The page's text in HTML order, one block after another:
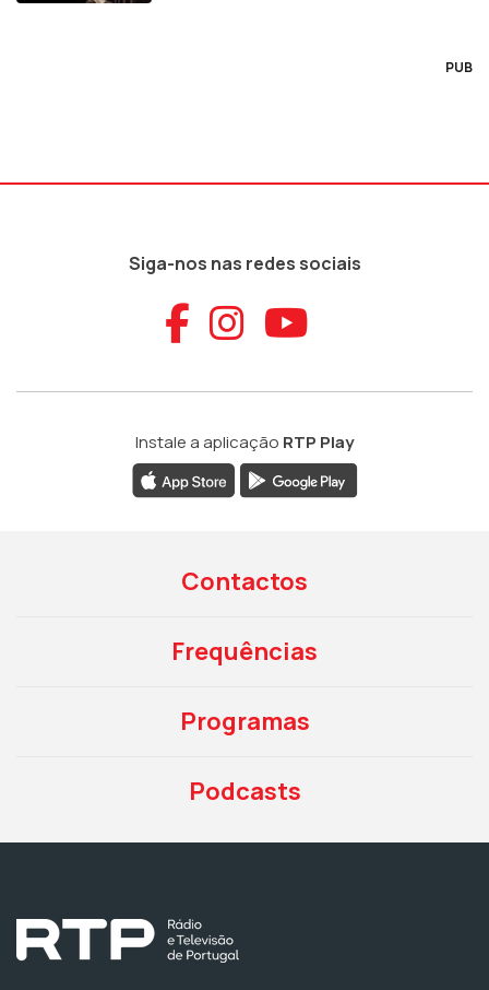
PUB
Siga-nos nas redes sociais
Aceder ao
Aceder ao
Aceder
Instale a aplicação RTP Play
Contactos
Frequências
Programas
Podcasts